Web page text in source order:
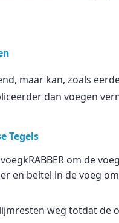
maar kan, zoals
dan voegen
Tegels
om de
en beitel in de voeg
weg totdat de